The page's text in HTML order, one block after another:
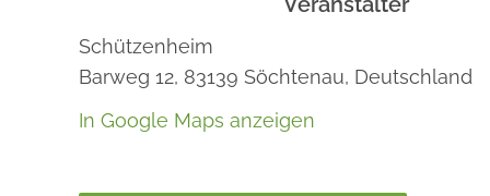
Schützenheim
Barweg 12, 83139 Söchtenau, Deutschland
In Google Maps anzeigen